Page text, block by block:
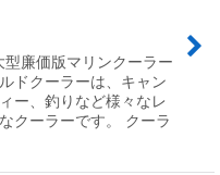
廉価版マリンクーラー
ドクーラーは、キャン
ー、釣りなど様々なレ
クーラーです。 クーラ